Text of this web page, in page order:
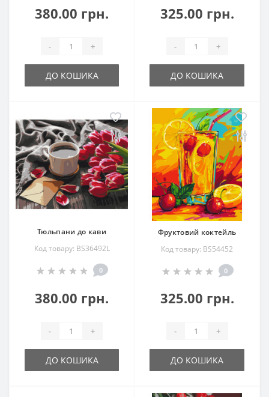
380.00 грн.
- +
ДО КОШИКА
325.00 грн.
- +
ДО КОШИКА
Тюльпани до кави
Код товару: BS36492L
0
380.00 грн.
- +
ДО КОШИКА
Фруктовий коктейль
Код товару: BS54452
0
325.00 грн.
- +
ДО КОШИКА